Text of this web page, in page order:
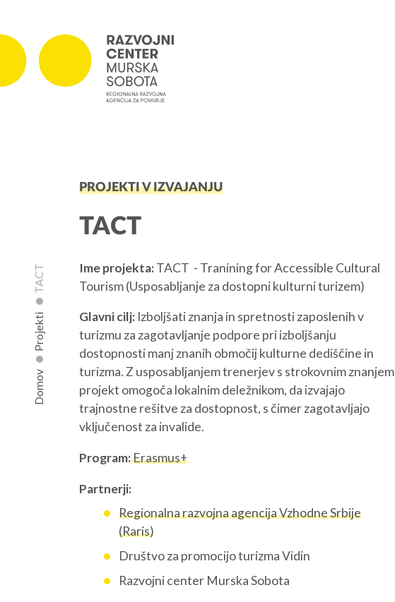
Projekti v izvajanju
Zaključeni projekti
PROJEKTI V IZVAJANJU
TACT
Domov
Projekti
TACT Ime projekta:TACT - Tranining for Accessible Cultural
Tourism (Usposabljanje za dostopni kulturni turizem)
Glavni cilj: Izboljšati znanja in spretnosti zaposlenih v
turizmu za zagotavljanje podpore pri izboljšanju
dostopnosti manj znanih območij kulturne dediščine in
turizma. Z usposabljanjem trenerjev s strokovnim znanjem
projekt omogoča lokalnim deležnikom, da izvajajo
trajnostne rešitve za dostopnost, s čimer zagotavljajo
vključenost za invalide.
Program:Erasmus+
Partnerji:
Regionalna razvojna agencija Vzhodne Srbije
(Raris)
Društvo za promocijo turizma Vidin
Razvojni center Murska Sobota